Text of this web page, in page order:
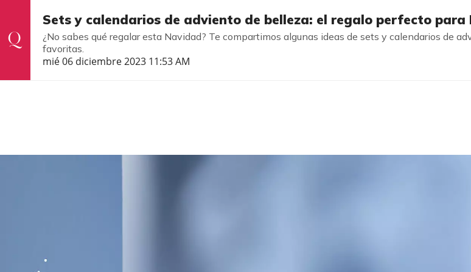
Sets y calendarios de adviento de belleza: el regalo perfecto para
¿No sabes qué regalar esta Navidad? Te compartimos algunas ideas de sets y calendarios de
favoritas.
mié 06 diciembre 2023 11:53 AM